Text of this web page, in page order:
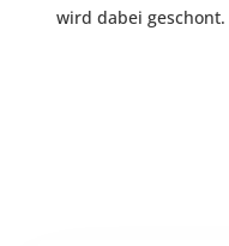
wird dabei geschont.